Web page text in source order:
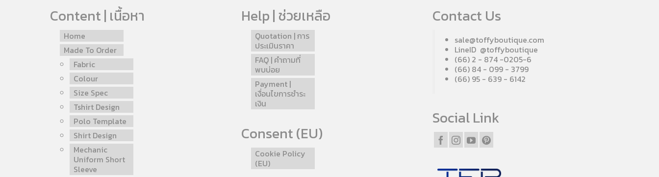
Content | เนื้อหา
Home
Made To Order
Fabric
Colour
Size Spec
Tshirt Design
Polo Template
Shirt Design
Mechanic
Uniform Short
Sleeve
Help | ช่วยเหลือ
Quotation | การ
ประเมินราคา
FAQ | คำถามที่
พบบ่อย
Payment |
เงื่อนไขการชำระ
เงิน
Consent (EU)
Cookie Policy
(EU)
Contact Us
sale@toffyboutique.com
LineID @toffyboutique
(66) 2 - 874 -0205-6
(66) 84 - 099 - 3799
(66) 95 - 639 - 6142
Social Link